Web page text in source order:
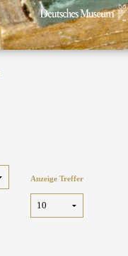
Anzeige Treffer